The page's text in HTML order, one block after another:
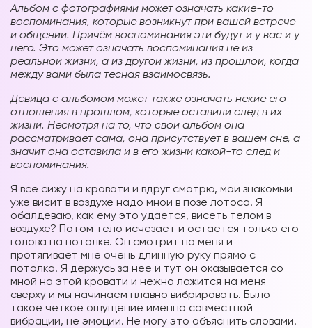
Альбом с фотографиями может означать какие-то
воспоминания, которые возникнут при вашей встрече
и общении. Причём воспоминания эти будут и у вас и у
него. Это может означать воспоминания не из
реальной жизни, а из другой жизни, из прошлой, когда
между вами была тесная взаимосвязь.
Девица с альбомом может также означать некие его
отношения в прошлом, которые оставили след в их
жизни. Несмотря на то, что свой альбом она
рассматривает сама, она присутствует в вашем сне, а
значит она оставила и в его жизни какой-то след и
воспоминания.
Я все сижу на кровати и вдруг смотрю, мой знакомый
уже висит в воздухе надо мной в позе лотоса. Я
обалдеваю, как ему это удается, висеть телом в
воздухе? Потом тело исчезает и остается только его
голова на потолке. Он смотрит на меня и
протягивает мне очень длинную руку прямо с
потолка. Я держусь за нее и тут он оказывается со
мной на этой кровати и нежно ложится на меня
сверху и мы начинаем плавно вибрировать. Было
такое четкое ощущение именно совместной
вибрации, не эмоций. Не могу это объяснить словами.